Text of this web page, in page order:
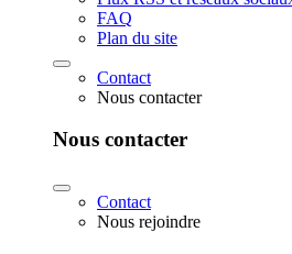
FAQ
Plan du site
Contact
Nous contacter
Nous contacter
Contact
Nous rejoindre